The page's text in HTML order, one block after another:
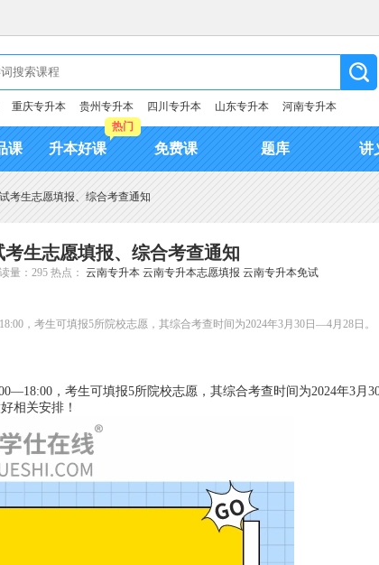
重庆专升本 贵州专升本 四川专升本 山东专升本 河南专升本
课 升本好课
热门
免费课 题库 讲
考生志愿填报、综合考查通知
生志愿填报、综合考查通知
量：295 热点： 云南专升本 云南专升本志愿填报 云南专升本免试
，考生可填报5所院校志愿，其综合考查时间为2024年3月30日—4月28日。
，考生可填报5所院校志愿，其综合考查时间为2024年3月
相关安排！